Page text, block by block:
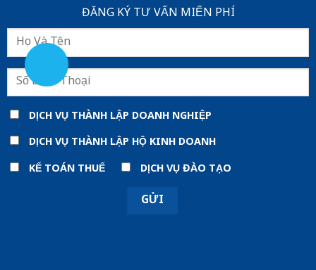
ĐĂNG KÝ TƯ VẤN MIẾN PHÍ
DỊCH VỤ THÀNH LẬP DOANH NGHIỆP
DỊCH VỤ THÀNH LẬP HỘ KINH DOANH
KẾ TOÁN THUẾ
DỊCH VỤ ĐÀO TẠO